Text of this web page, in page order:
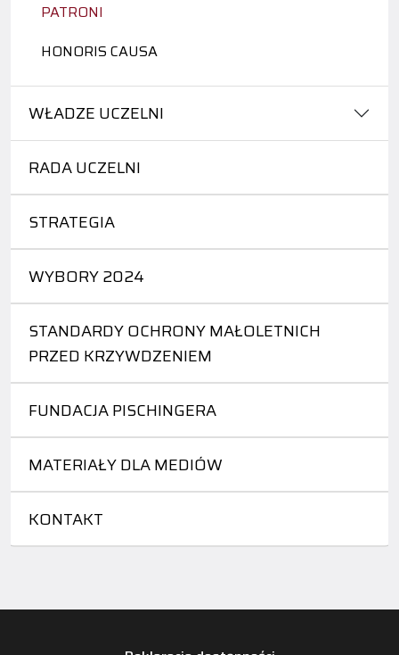
PATRONI
HONORIS CAUSA
WŁADZE UCZELNI
RADA UCZELNI
STRATEGIA
WYBORY 2024
STANDARDY OCHRONY MAŁOLETNICH
PRZED KRZYWDZENIEM
FUNDACJA PISCHINGERA
MATERIAŁY DLA MEDIÓW
KONTAKT